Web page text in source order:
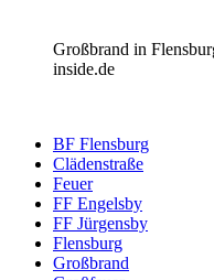
Großbrand in
inside.de
BF Flensburg
Clädenstraße
Feuer
FF Engelsby
FF Jürgensby
Flensburg
Großbrand